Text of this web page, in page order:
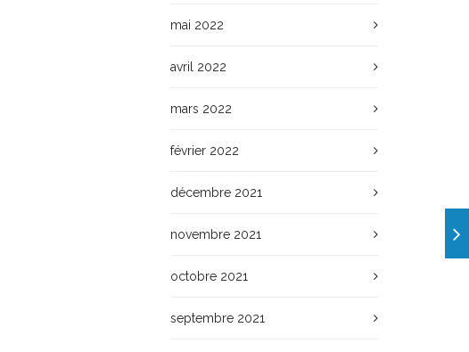
mai 2022
avril 2022
mars 2022
février 2022
décembre 2021
novembre 2021
octobre 2021
septembre 2021